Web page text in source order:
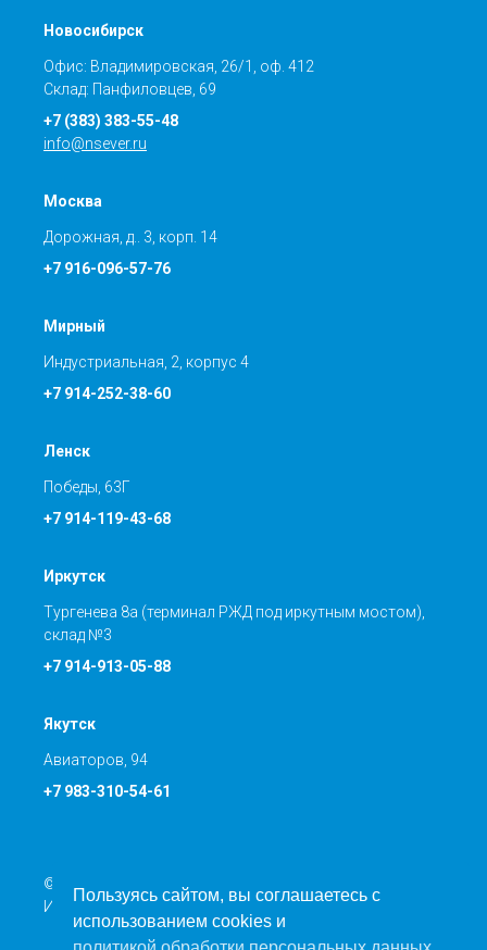
Новосибирск
Офис: Владимировская, 26/1, оф. 412
Склад: Панфиловцев, 69
+7 (383) 383-55-48
info@nsever.ru
Москва
Дорожная, д.. 3, корп. 14
+7 916-096-57-76
Мирный
Индустриальная, 2, корпус 4
+7 914-252-38-60
Ленск
Победы, 63Г
+7 914-119-43-68
Иркутск
Тургенева 8а (терминал РЖД под иркутным мостом),
склад №3
+7 914-913-05-88
Якутск
Авиаторов, 94
+7 983-310-54-61
© Транспортная компания ООО «Направление Север»
ИНН: 5401366844 КПП: 540201001
Пользуясь сайтом, вы соглашаетесь с
использованием cookies и